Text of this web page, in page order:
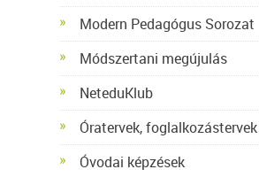
Modern Pedagógus Sorozat
Módszertani megújulás
NeteduKlub
Óratervek, foglalkozástervek
Óvodai képzések